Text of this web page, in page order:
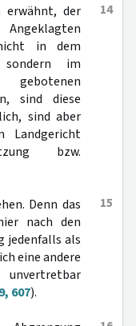
14
erwähnt, der
in dem
im
sind diese
sind aber
bzw.
15
Denn das
nach den
jedenfalls als
eine andere
unvertretbar
607).